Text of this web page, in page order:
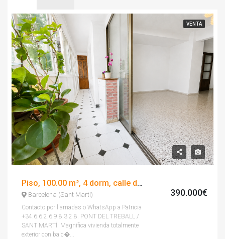
VENTA
Piso, 100.00 m², 4 dorm, calle del pont del treball digne
Barcelona (Sant Martí)
Contacto por llamadas o WhatsApp a Patricia
+34.6.6.2.6.9.8.3.2.8. PONT DEL TREBALL /
SANT MARTÍ. Magnífica vivienda totalmente
exterior con balc�...
390.000€